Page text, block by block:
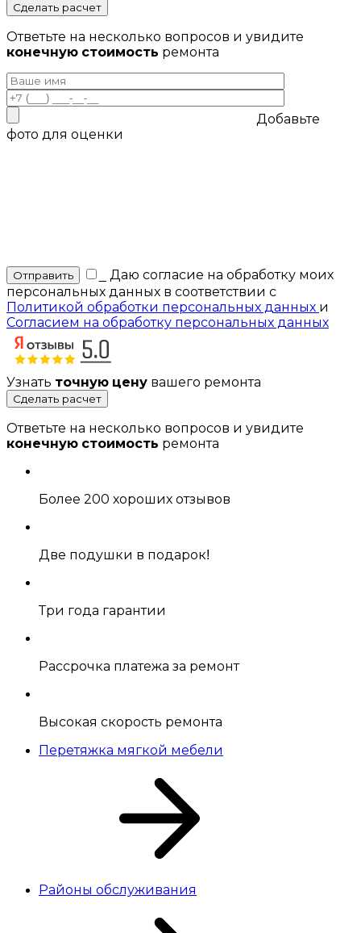
Сделать расчет
Ответьте на несколько вопросов и увидите
конечную стоимость ремонта
Добавьте
фото для оценки
Даю согласие на обработку моих
персональных данных в соответствии с
Политикой обработки персональных данных и
Согласием на обработку персональных данных
Узнать точную цену вашего ремонта
Сделать расчет
Ответьте на несколько вопросов и увидите
конечную стоимость ремонта
Более 200 хороших отзывов
Две подушки в подарок!
Три года гарантии
Рассрочка платежа за ремонт
Высокая скорость ремонта
Перетяжка мягкой мебели
Районы обслуживания